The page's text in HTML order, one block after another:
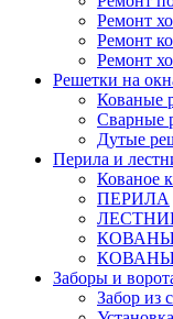
Ремонт
Ремонт
Ремонт
Решетки на
Кованые
Сварные
Дутые
Перила и
Кованое
ПЕРИЛА
Заборы и
Забор из